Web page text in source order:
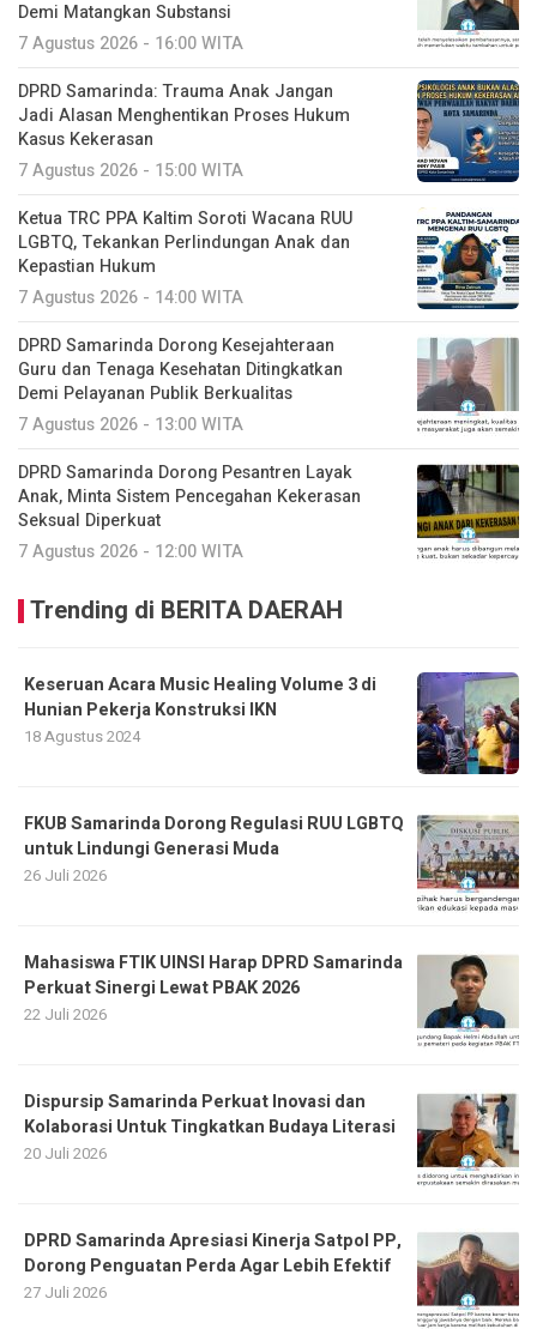
Demi Matangkan Substansi
7 Agustus 2026 - 16:00 WITA
DPRD Samarinda: Trauma Anak Jangan
Jadi Alasan Menghentikan Proses Hukum
Kasus Kekerasan
7 Agustus 2026 - 15:00 WITA
Ketua TRC PPA Kaltim Soroti Wacana RUU
LGBTQ, Tekankan Perlindungan Anak dan
Kepastian Hukum
7 Agustus 2026 - 14:00 WITA
DPRD Samarinda Dorong Kesejahteraan
Guru dan Tenaga Kesehatan Ditingkatkan
Demi Pelayanan Publik Berkualitas
7 Agustus 2026 - 13:00 WITA
DPRD Samarinda Dorong Pesantren Layak
Anak, Minta Sistem Pencegahan Kekerasan
Seksual Diperkuat
7 Agustus 2026 - 12:00 WITA
Trending di BERITA DAERAH
Keseruan Acara Music Healing Volume 3 di
Hunian Pekerja Konstruksi IKN
18 Agustus 2024
FKUB Samarinda Dorong Regulasi RUU LGBTQ
untuk Lindungi Generasi Muda
26 Juli 2026
Mahasiswa FTIK UINSI Harap DPRD Samarinda
Perkuat Sinergi Lewat PBAK 2026
22 Juli 2026
Dispursip Samarinda Perkuat Inovasi dan
Kolaborasi Untuk Tingkatkan Budaya Literasi
20 Juli 2026
DPRD Samarinda Apresiasi Kinerja Satpol PP,
Dorong Penguatan Perda Agar Lebih Efektif
27 Juli 2026